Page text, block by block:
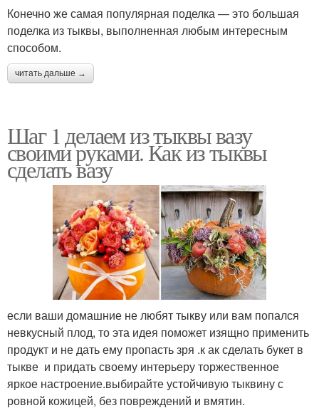
Конечно же самая популярная поделка — это большая
поделка из тыквы, выполненная любым интересным
способом.
читать дальше →
Шаг 1 делаем из тыквы вазу
своими руками. Как из тыквы
сделать вазу
если ваши домашние не любят тыкву или вам попался
невкусный плод, то эта идея поможет изящно применить
продукт и не дать ему пропасть зря .к ак сделать букет в
тыкве и придать своему интерьеру торжественное
яркое настроение.выбирайте устойчивую тыквину с
ровной кожицей, без повреждений и вмятин.